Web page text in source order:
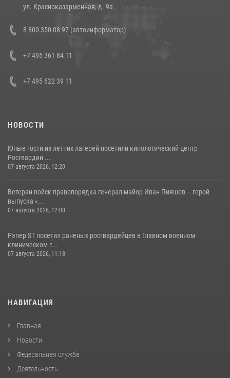
14 июля 2026, 12:20
В Росгвардии прошла военно-научная конференция по обобщению
боевого опыта
ул. Красноказарменная, д. 9а
8 800 350 08 97 (автоинформатор)
+7 495 361 84 11
+7 495 622 39 11
НОВОСТИ
Юные гости из летних лагерей посетили кинологический центр
Росгвардии ...
07 августа 2026, 12:20
Ветеран войск правопорядка генерал-майор Иван Пияшев – герой
выпуска «...
07 августа 2026, 12:00
Рэпер ST посетил раненых росгвардейцев в Главном военном
клиническом г...
07 августа 2026, 11:18
НАВИГАЦИЯ
Главная
Новости
Федеральная служба
Деятельность